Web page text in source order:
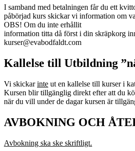
I samband med betalningen får du ett
påbörjad kurs skickar vi information om
OBS! Om du inte erhållit
information titta då först i din skräpkorg
kurser@evabodfaldt.com
Kallelse till Utbildning
Vi skickarinte ut en kallelse till kurser i
Kursen blir tillgänglig direkt efter att du
när du vill under de dagar kursen är
AVBOKNING OCH
Avbokning ska ske skriftligt.